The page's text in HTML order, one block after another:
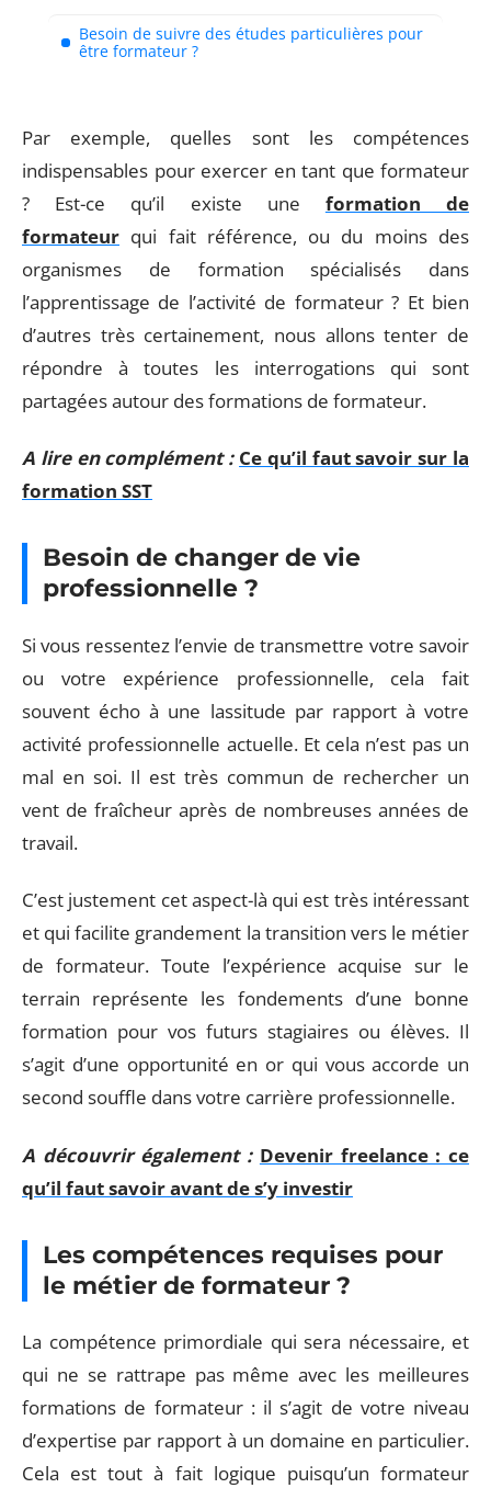
Besoin de suivre des études particulières pour
être formateur ?
Par exemple, quelles sont les compétences
indispensables pour exercer en tant que formateur
? Est-ce qu’il existe une formation de
formateur qui fait référence, ou du moins des
organismes de formation spécialisés dans
l’apprentissage de l’activité de formateur ? Et bien
d’autres très certainement, nous allons tenter de
répondre à toutes les interrogations qui sont
partagées autour des formations de formateur.
A lire en complément : Ce qu’il faut savoir sur la
formation SST
Besoin de changer de vie
professionnelle ?
Si vous ressentez l’envie de transmettre votre savoir
ou votre expérience professionnelle, cela fait
souvent écho à une lassitude par rapport à votre
activité professionnelle actuelle. Et cela n’est pas un
mal en soi. Il est très commun de rechercher un
vent de fraîcheur après de nombreuses années de
travail.
C’est justement cet aspect-là qui est très intéressant
et qui facilite grandement la transition vers le métier
de formateur. Toute l’expérience acquise sur le
terrain représente les fondements d’une bonne
formation pour vos futurs stagiaires ou élèves. Il
s’agit d’une opportunité en or qui vous accorde un
second souffle dans votre carrière professionnelle.
A découvrir également : Devenir freelance : ce
qu’il faut savoir avant de s’y investir
Les compétences requises pour
le métier de formateur ?
La compétence primordiale qui sera nécessaire, et
qui ne se rattrape pas même avec les meilleures
formations de formateur : il s’agit de votre niveau
d’expertise par rapport à un domaine en particulier.
Cela est tout à fait logique puisqu’un formateur